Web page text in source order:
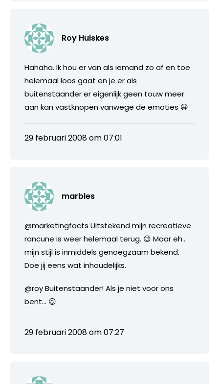
Roy Huiskes
Hahaha. Ik hou er van als iemand zo af en toe
helemaal loos gaat en je er als
buitenstaander er eigenlijk geen touw meer
aan kan vastknopen vanwege de emoties 😀
29 februari 2008 om 07:01
marbles
@marketingfacts Uitstekend mijn recreatieve
rancune is weer helemaal terug. 😉 Maar eh..
mijn stijl is inmiddels genoegzaam bekend.
Doe jij eens wat inhoudelijks.
@roy Buitenstaander! Als je niet voor ons
bent… 😉
29 februari 2008 om 07:27